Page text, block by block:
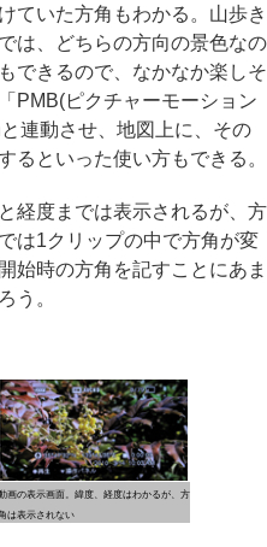
ていた方角もわかる。山歩き
は、どちらの方向の景色なの
できるので、なかなか楽しそ
PMB(ピクチャーモーション
連動させ、地図上に、その
るといった使い方もできる。
経度までは表示されるが、方
は1クリップの中で方角が変
始時の方角を記すことにあま
う。
画の表示画面。緯度、経度はわかるが、方
は表示されない